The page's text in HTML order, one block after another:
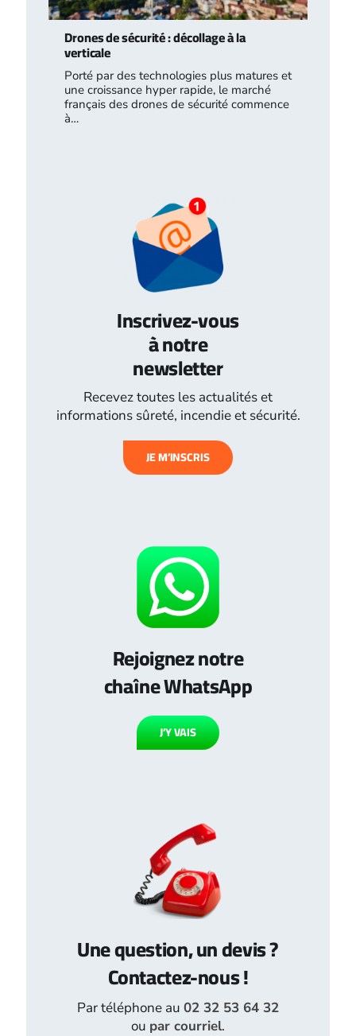
Drones de sécurité : décollage à la
verticale
Porté par des technologies plus matures et
une croissance hyper rapide, le marché
français des drones de sécurité commence
à…
Inscrivez-vous
à notre
newsletter
Recevez toutes les actualités et
informations sûreté, incendie et sécurité.
JE M’INSCRIS
Rejoignez notre
chaîne WhatsApp
J’Y VAIS
Une question, un devis ?
Contactez-nous !
Par téléphone au 02 32 53 64 32
ou par courriel.